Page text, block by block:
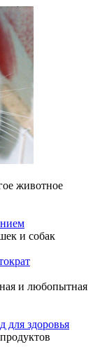
животное
и собак
и любопытная
для здоровья